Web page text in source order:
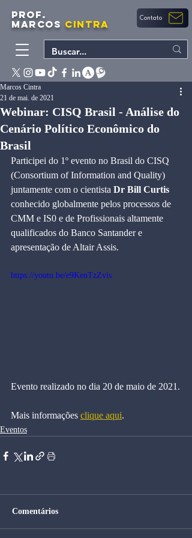
PROF.
MARCOS CINTRA Contato
Webinar: CISQ Brasil - Análise do
Cenário Político Econômico do
Brasil
Marcos Cintra
21 de mai. de 2021
Participei do 1º evento no Brasil do CISQ
(Consortium of Information and Quality)
juntamente com o cientista Dr Bill Curtis
conhecido globalmente pelos processos de
CMM e IS0 e de Profissionais altamente
qualificados do Banco Santander e
apresentação de Altair Assis.
https://youtu.be/e9KenTzZvis
Evento realizado no dia 20 de maio de 2021.
Mais informações clique aqui.
Eventos
Comentários